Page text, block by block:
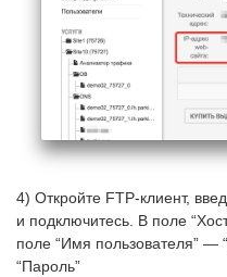
4) Откройте FTP-клиент,
и подключитесь. В поле
поле “Имя пользователя” —
“Пароль”